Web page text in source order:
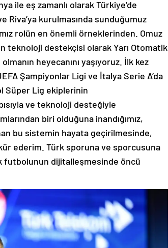
ile eş zamanlı olarak Türkiye’de
Riva’ya kurulmasında sunduğumuz
rolün en önemli örneklerinden. Omuz
teknoloji destekçisi olarak Yarı Otomatik
heyecanını yaşıyoruz. İlk kez
Şampiyonlar Ligi ve İtalya Serie A’da
Süper Lig ekiplerinin
ve teknoloji desteğiyle
biri olduğuna inandığımız,
bu sistemin hayata geçirilmesinde,
ederim. Türk sporuna ve sporcusuna
futbolunun dijitalleşmesinde öncü